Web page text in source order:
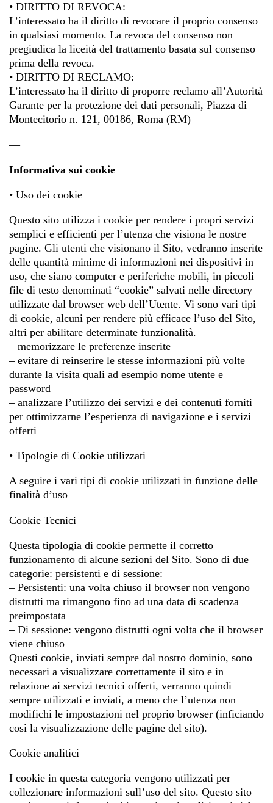
• DIRITTO DI REVOCA:
L’interessato ha il diritto di revocare il proprio consenso
in qualsiasi momento. La revoca del consenso non
pregiudica la liceità del trattamento basata sul consenso
prima della revoca.
• DIRITTO DI RECLAMO:
L’interessato ha il diritto di proporre reclamo all’Autorità
Garante per la protezione dei dati personali, Piazza di
Montecitorio n. 121, 00186, Roma (RM)
—
Informativa sui cookie
• Uso dei cookie
Questo sito utilizza i cookie per rendere i propri servizi
semplici e efficienti per l’utenza che visiona le nostre
pagine. Gli utenti che visionano il Sito, vedranno inserite
delle quantità minime di informazioni nei dispositivi in
uso, che siano computer e periferiche mobili, in piccoli
file di testo denominati “cookie” salvati nelle directory
utilizzate dal browser web dell’Utente. Vi sono vari tipi
di cookie, alcuni per rendere più efficace l’uso del Sito,
altri per abilitare determinate funzionalità.
– memorizzare le preferenze inserite
– evitare di reinserire le stesse informazioni più volte
durante la visita quali ad esempio nome utente e
password
– analizzare l’utilizzo dei servizi e dei contenuti forniti
per ottimizzarne l’esperienza di navigazione e i servizi
offerti
• Tipologie di Cookie utilizzati
A seguire i vari tipi di cookie utilizzati in funzione delle
finalità d’uso
Cookie Tecnici
Questa tipologia di cookie permette il corretto
funzionamento di alcune sezioni del Sito. Sono di due
categorie: persistenti e di sessione:
– Persistenti: una volta chiuso il browser non vengono
distrutti ma rimangono fino ad una data di scadenza
preimpostata
– Di sessione: vengono distrutti ogni volta che il browser
viene chiuso
Questi cookie, inviati sempre dal nostro dominio, sono
necessari a visualizzare correttamente il sito e in
relazione ai servizi tecnici offerti, verranno quindi
sempre utilizzati e inviati, a meno che l’utenza non
modifichi le impostazioni nel proprio browser (inficiando
così la visualizzazione delle pagine del sito).
Cookie analitici
I cookie in questa categoria vengono utilizzati per
collezionare informazioni sull’uso del sito. Questo sito